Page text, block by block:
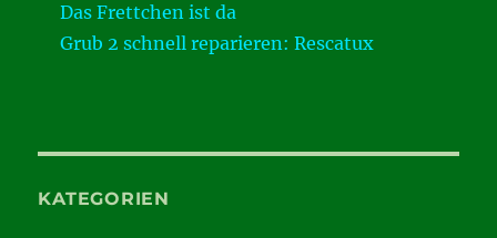
Das Frettchen ist da
Grub 2 schnell reparieren: Rescatux
KATEGORIEN